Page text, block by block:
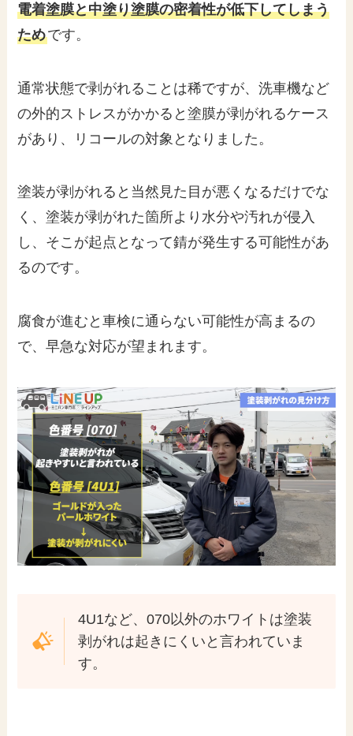
電着塗膜と中塗り塗膜の密着性が低下してしまう
ためです。
通常状態で剥がれることは稀ですが、洗車機など
の外的ストレスがかかると塗膜が剥がれるケース
があり、リコールの対象となりました。
塗装が剥がれると当然見た目が悪くなるだけでな
く、塗装が剥がれた箇所より水分や汚れが侵入
し、そこが起点となって錆が発生する可能性があ
るのです。
腐食が進むと車検に通らない可能性が高まるの
で、早急な対応が望まれます。
4U1など、070以外のホワイトは塗装
剥がれは起きにくいと言われていま
す。